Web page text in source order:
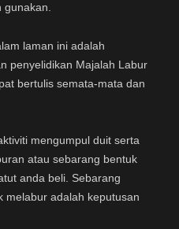
laman ini adalah
penyelidikan Majalah Labur
bertulis semata-mata dan
mengumpul duit serta
atau sebarang bentuk
anda beli. Sebarang
melabur adalah keputusan